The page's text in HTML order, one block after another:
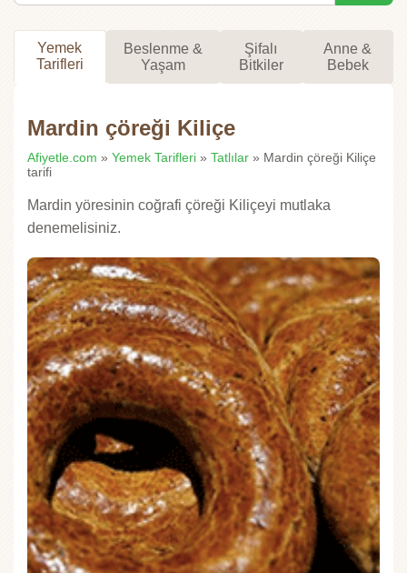
Yemek
Tarifleri
Beslenme &
Yaşam
Şifalı
Bitkiler
Anne &
Bebek
Mardin çöreği Kiliçe
Afiyetle.com » Yemek Tarifleri » Tatlılar » Mardin çöreği Kiliçe
tarifi
Mardin yöresinin coğrafi çöreği Kiliçeyi mutlaka
denemelisiniz.